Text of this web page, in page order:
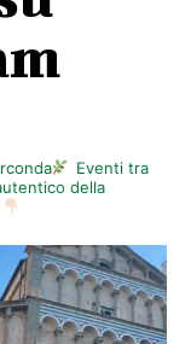
Eventi tra
della